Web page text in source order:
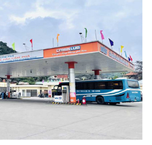
tái cơ cấu
PHẨM COMINLUB HFS
MTS - ĐẢM BẢO CHẤT LƯỢNG VẬT TƯ NGÀNH MỎ
MTS: 60 NĂM TIÊN PHONG KIẾN TẠO GIÁ TRỊ BỀN VỮNG
Bầu cử sắp tới